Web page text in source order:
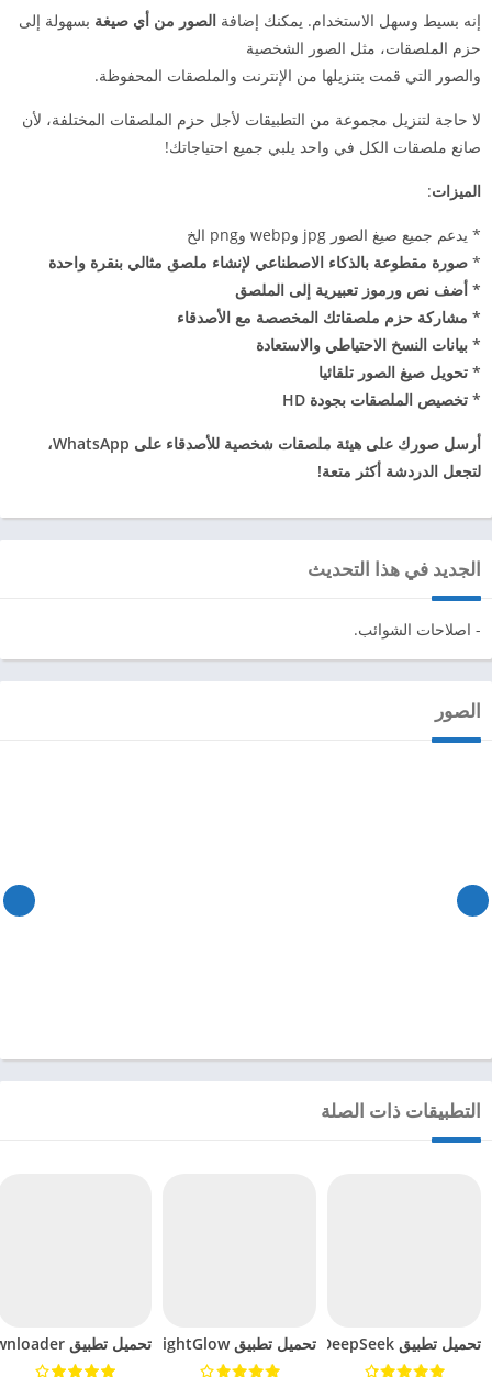
إنه بسيط وسهل الاستخدام. يمكنك إضافة الصور من أي صيغة بسهولة إلى
حزم الملصقات، مثل الصور الشخصية
والصور التي قمت بتنزيلها من الإنترنت والملصقات المحفوظة.
لا حاجة لتنزيل مجموعة من التطبيقات لأجل حزم الملصقات المختلفة، لأن
صانع ملصقات الكل في واحد يلبي جميع احتياجاتك!
الميزات:
* يدعم جميع صيغ الصور jpg وwebp وpng الخ
* صورة مقطوعة بالذكاء الاصطناعي لإنشاء ملصق مثالي بنقرة واحدة
* أضف نص ورموز تعبيرية إلى الملصق
* مشاركة حزم ملصقاتك المخصصة مع الأصدقاء
* بيانات النسخ الاحتياطي والاستعادة
* تحويل صيغ الصور تلقائيا
* تخصيص الملصقات بجودة HD
أرسل صورك على هيئة ملصقات شخصية للأصدقاء على WhatsApp،
لتجعل الدردشة أكثر متعة!
الجديد في هذا التحديث
- اصلاحات الشوائب.
الصور
التطبيقات ذات الصلة
تحميل تطبيق DeepSeek مهكر للاندرويد 2025 تحميل تطبيق BrightGlow مهكر للاندرويد 2024 تحميل تطبيق mp4 video downloader مهكر للاندرويد 2024